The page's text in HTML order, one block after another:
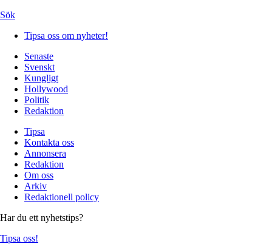
Sök
Tipsa oss om nyheter!
Senaste
Svenskt
Kungligt
Hollywood
Politik
Redaktion
Tipsa
Kontakta oss
Annonsera
Redaktion
Om oss
Arkiv
Redaktionell policy
Har du ett nyhetstips?
Tipsa oss!